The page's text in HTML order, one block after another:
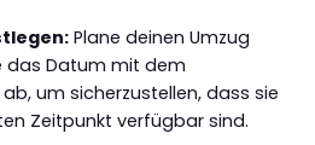
Plane deinen Umzug
das Datum mit dem
um sicherzustellen, dass sie
Zeitpunkt verfügbar sind.